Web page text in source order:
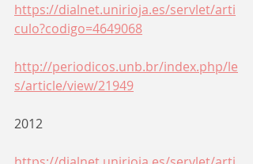
https://dialnet.unirioja.es/servlet/arti
culo?codigo=4649068
http://periodicos.unb.br/index.php/le
s/article/view/21949
2012